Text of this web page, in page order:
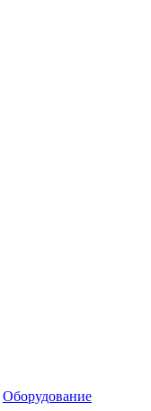
Оборудование